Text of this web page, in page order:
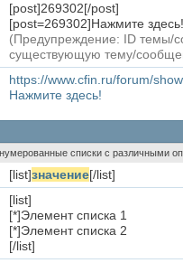
[post]269302[/post]
[post=269302]Нажмите
(Предупреждение: ID темы/
существующую тему/
https://www.cfin.ru/forum/
Нажмите здесь!
списки с различными
[list]значение[/list]
[list]
[*]Элемент списка 1
[*]Элемент списка 2
[/list]